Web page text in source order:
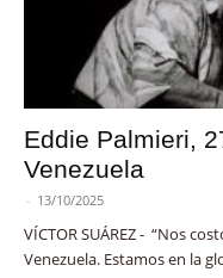
Eddie Palmieri,
Venezuela
- 13/10/2025
VÍCTOR SUÁREZ - “Nos
Venezuela. Estamos en la